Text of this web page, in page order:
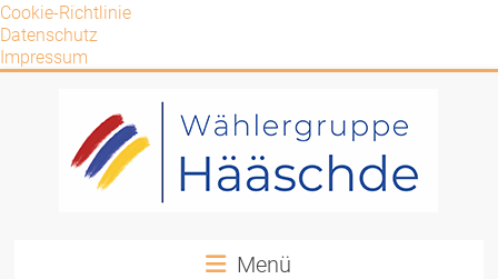
Cookie-Richtlinie
Datenschutz
Impressum
Wählergruppe
Menü